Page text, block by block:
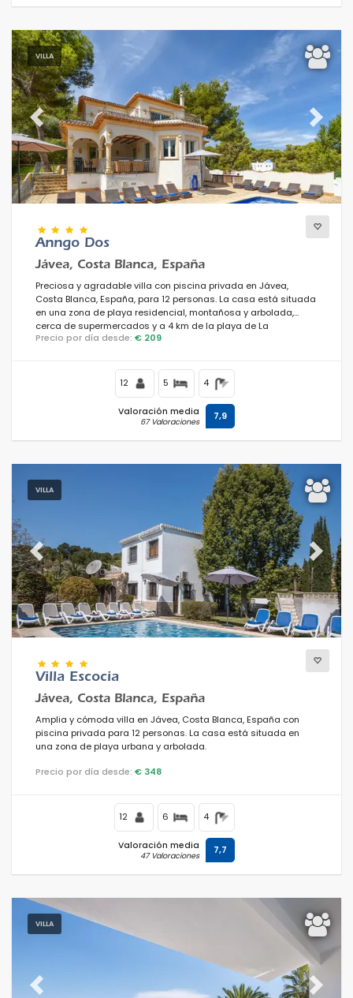
VILLA
Previous Next
Anngo Dos
Jávea, Costa Blanca, España
Preciosa y agradable villa con piscina privada en Jávea,
Costa Blanca, España, para 12 personas. La casa está situada
en una zona de playa residencial, montañosa y arbolada,
cerca de supermercados y a 4 km de la playa de La
Granadella, Jávea.
Precio por día desde: € 209
12 5 4
Valoración media
67 Valoraciones 7,9
VILLA
Previous Next
Villa Escocia
Jávea, Costa Blanca, España
Amplia y cómoda villa en Jávea, Costa Blanca, España con
piscina privada para 12 personas. La casa está situada en
una zona de playa urbana y arbolada.
Precio por día desde: € 348
12 6 4
Valoración media
47 Valoraciones 7,7
VILLA
Previous Next